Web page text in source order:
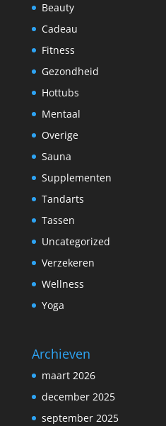
Beauty
Cadeau
Fitness
Gezondheid
Hottubs
Mentaal
Overige
Sauna
Supplementen
Tandarts
Tassen
Uncategorized
Verzekeren
Wellness
Yoga
Archieven
maart 2026
december 2025
september 2025